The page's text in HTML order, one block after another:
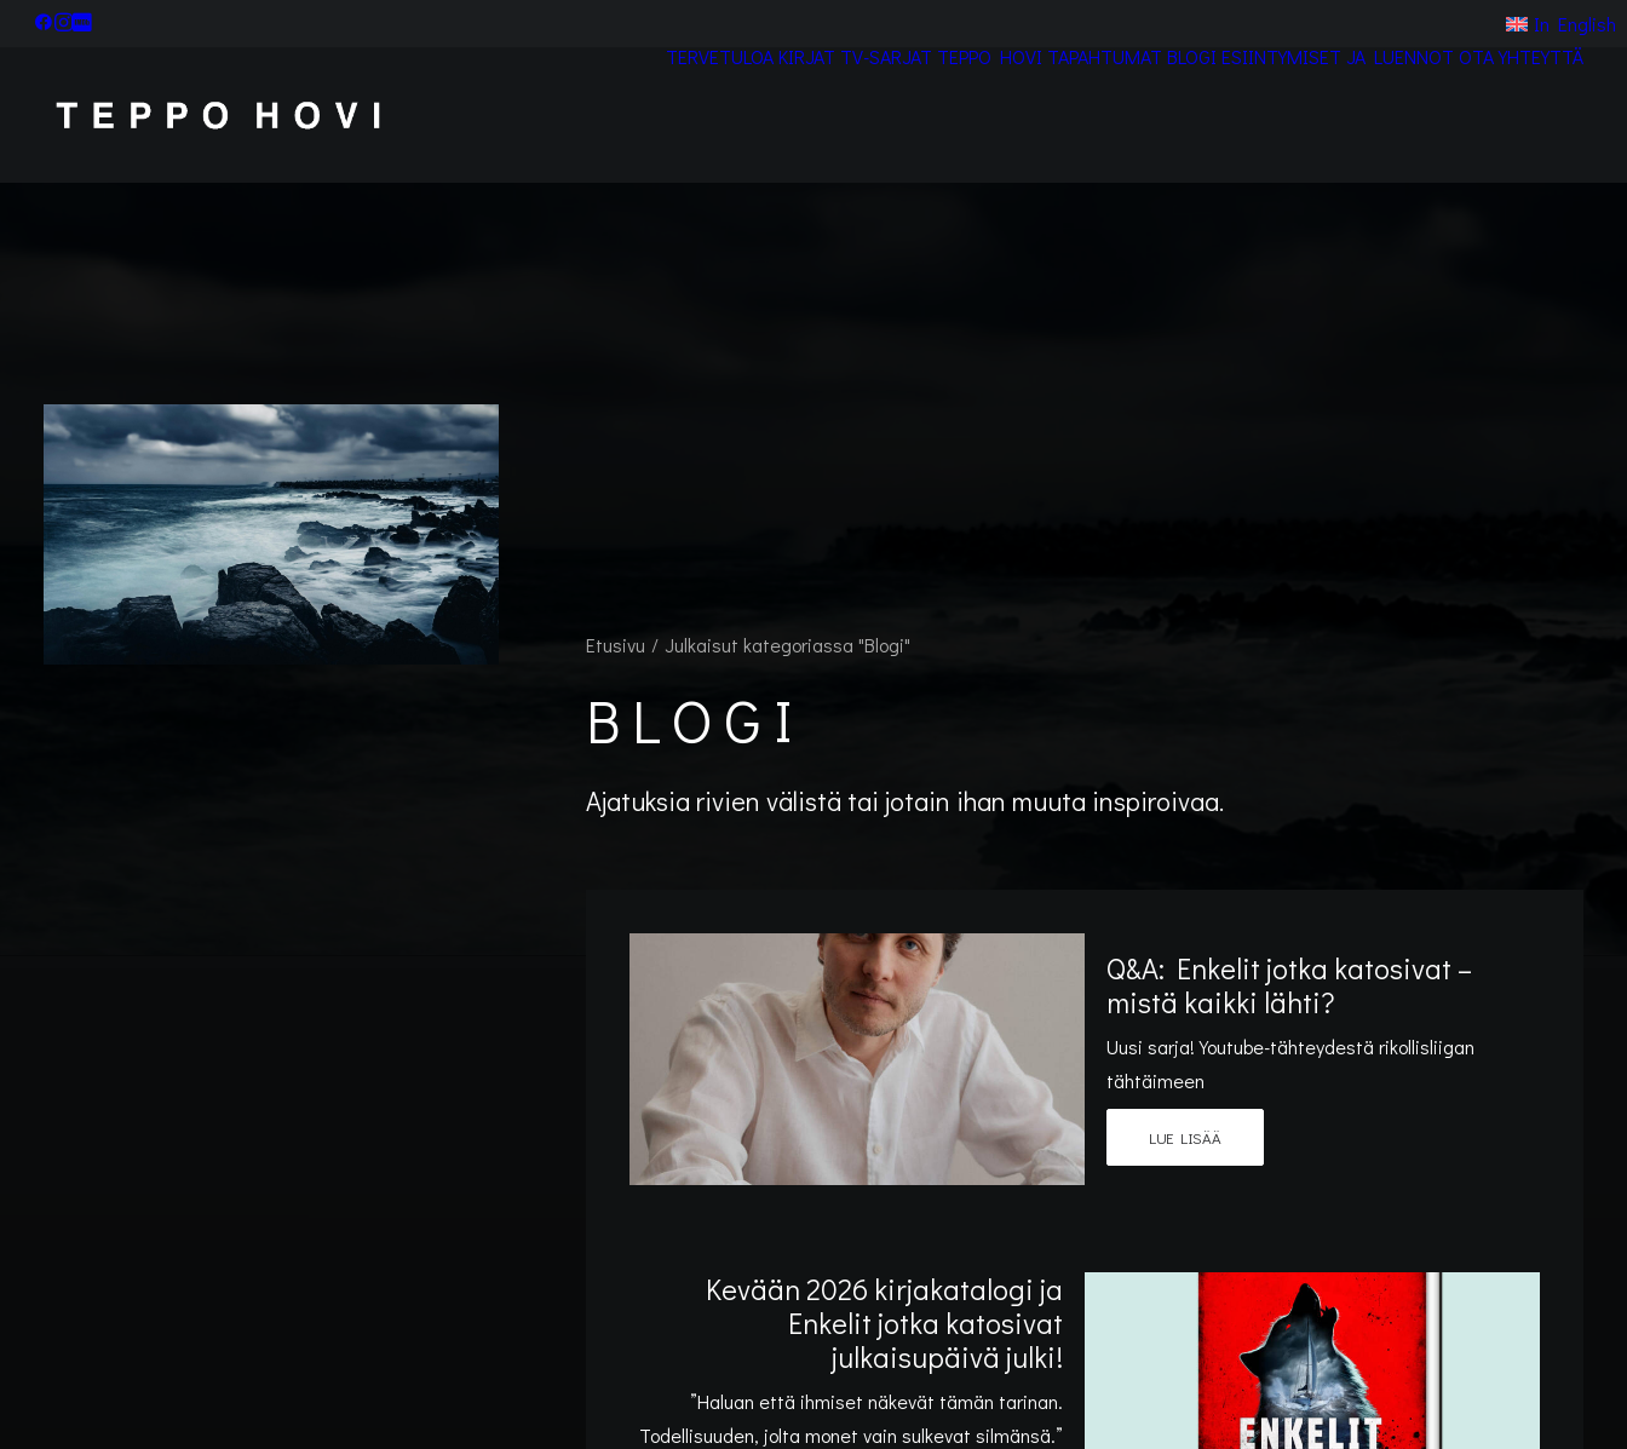
In English
TERVETULOAKIRJAT TV-SARJAT TEPPO HOVI TAPAHTUMAT BLOGI ESIINTYMISET JA LUENNOT OTA YHTEYTTÄ
Etusivu Julkaisut kategoriassa "Blogi"
BLOGI
Ajatuksia rivien välistä tai jotain ihan muuta inspiroivaa.
Q&A: Enkelit jotka katosivat –
mistä kaikki lähti?
Uusi sarja! Youtube-tähteydestä rikollisliigan
tähtäimeen
LUE LISÄÄ
Kevään 2026 kirjakatalogi ja
Enkelit jotka katosivat
julkaisupäivä julki!
”Haluan että ihmiset näkevät tämän tarinan.
Todellisuuden, jolta monet vain sulkevat silmänsä.”